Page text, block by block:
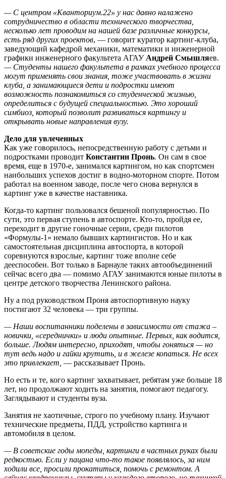
— С центром «Кванториум.22» у нас давно налажено
сотрудничество в области технического творчества,
несколько лет проводим на нашей базе различные конкурсы,
есть ряд других проектов, — говорит куратор картинг-клуба,
заведующий кафедрой механики, математики и инженерной
графики инженерного факультета АГАУ Андрей Смышляев.
— Студенты нашего факультета в рамках учебного процесса
могут применять свои знания, тоже участвовать в жизни
клуба, а занимающиеся дети и подростки имеют
возможность познакомиться со студенческой жизнью,
определиться с будущей специальностью. Это хороший
симбиоз, который позволит развиваться картингу и
открывать новые направления вузу.
Дело для увлеченных
Как уже говорилось, непосредственную работу с детьми и
подростками проводит Константин Пронь. Он сам в свое
время, еще в 1970-е, занимался картингом, но как спортсмен
наибольших успехов достиг в водно-моторном спорте. Потом
работал на военном заводе, после чего снова вернулся в
картинг уже в качестве наставника.
Когда-то картинг пользовался бешеной популярностью. По
сути, это первая ступень в автоспорте. Кто-то, пройдя ее,
переходит в другие гоночные серии, среди пилотов
«Формулы-1» немало бывших картингистов. Но и как
самостоятельная дисциплина автоспорта, в которой
соревнуются взрослые, картинг тоже вполне себе
дееспособен. Вот только в Барнауле таких автообъединений
сейчас всего два — помимо АГАУ занимаются юные пилоты в
центре детского творчества Ленинского района.
Ну а под руководством Проня автоспортивную науку
постигают 32 человека — три группы.
— Наши воспитанники поделены в зависимости от стажа –
новички, «середнички» и люди опытные. Первых, как водится,
больше. Людям интересно, приходят, чтобы гоняться — но
тут ведь надо и гайки крутить, и в железе копаться. Не всех
это привлекает, — рассказывает Пронь.
Но есть и те, кого картинг захватывает, ребятам уже больше 18
лет, но продолжают ходить на занятия, помогают педагогу.
Заглядывают и студенты вуза.
Занятия не хаотичные, строго по учебному плану. Изучают
технические предметы, ПДД, устройство картинга и
автомобиля в целом.
— В советские годы мопеды, картинги в частных руках были
редкостью. Если у пацана что-то такое появлялось, за ним
ходили все, просили прокатиться, помочь с ремонтом. А